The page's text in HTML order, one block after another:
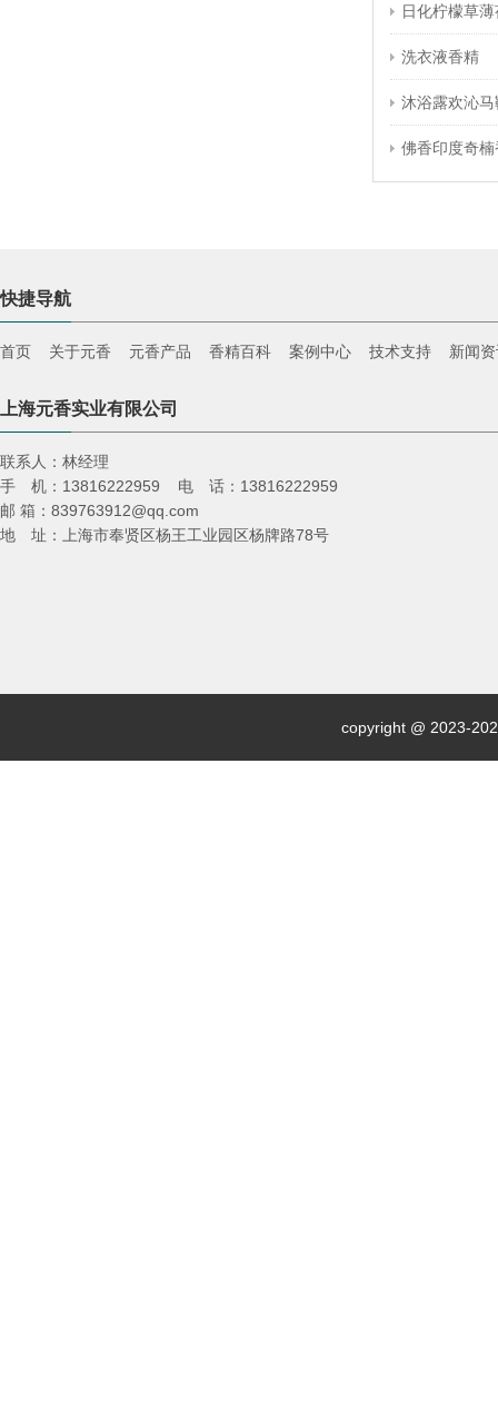
日化柠檬草
洗衣液香精
沐浴露欢沁
佛香印度奇楠
快捷导航
首页 关于元香 元香产品 香精百科 案例中心 技术支持 新闻
上海元香实业有限公司
联系人：林经理
手 机：13816222959 电 话：13816222959
邮 箱：839763912@qq.com
地 址：上海市奉贤区杨王工业园区杨牌路78号
copyright @ 2023-